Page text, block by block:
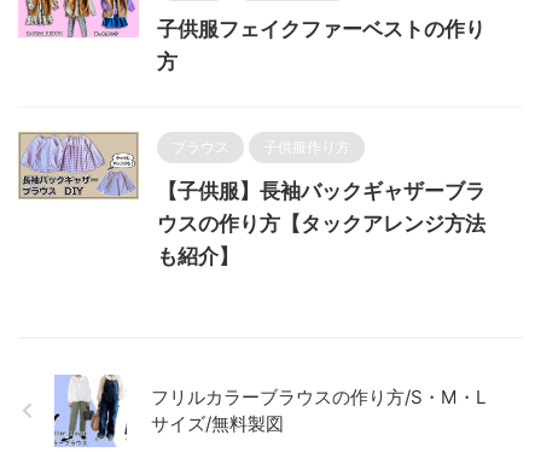
子供服フェイクファーベストの作り
方
ブラウス 子供服作り方
【子供服】長袖バックギャザーブラ
ウスの作り方【タックアレンジ方法
も紹介】
フリルカラーブラウスの作り方/S・M・L
サイズ/無料製図